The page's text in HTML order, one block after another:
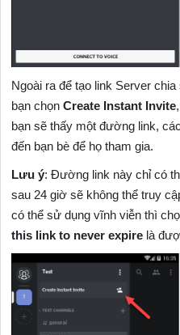
Ngoài ra để tạo link Server
bạn chọnCreate Instant Invite
bạn sẽ thấy một đường link,
đến bạn bè để họ tham gia.
Lưu ý: Đường link này chỉ có
sau 24 giờ sẽ không thể truy
có thể sử dụng vĩnh viễn thì
this link to never expire là